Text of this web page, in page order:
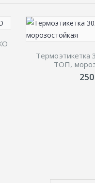
Термоэтикетка
ТОП,
250